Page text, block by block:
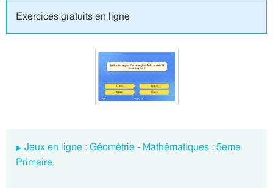
Exercices gratuits en ligne
Jeux en ligne : Géométrie - Mathématiques : 5eme
Primaire